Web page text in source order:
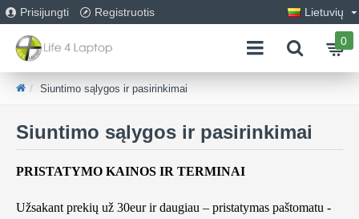
Prisijungti Registruotis Lietuvių
0
Siuntimo sąlygos ir pasirinkimai
Siuntimo sąlygos ir pasirinkimai
PRISTATYMO KAINOS IR TERMINAI
Užsakant prekių už 30eur ir daugiau – pristatymas paštomatu -